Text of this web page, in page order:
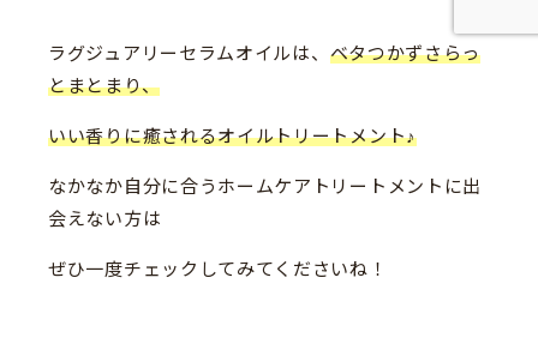
ラグジュアリーセラムオイルは、 ベタつかずさらっ
とまとまり、
いい香りに癒されるオイルトリートメント♪
なかなか自分に合うホームケアトリートメントに出
会えない方は
ぜひ一度チェックしてみてくださいね！